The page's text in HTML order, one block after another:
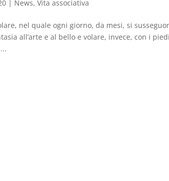
| News,Vita associativa
nel quale ogni giorno, da mesi, si
all’arte e al bello e volare, invece, con i